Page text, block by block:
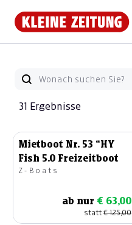
31 Ergebnisse
Mietboot Nr. 53 “HY
Fish 5.0 Freizeitboot
Z-Boats
ab nur € 63,00
statt€ 125,00